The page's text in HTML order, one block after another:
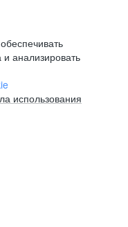
анализировать
использования